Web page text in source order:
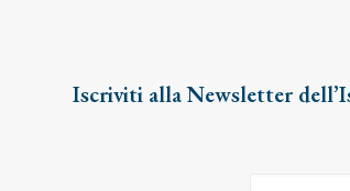
Iscriviti alla Newsletter